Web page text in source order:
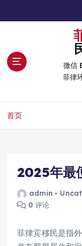
菲律
微信
菲律
首页
2025年最
admin
0 评论
菲律宾移民是指